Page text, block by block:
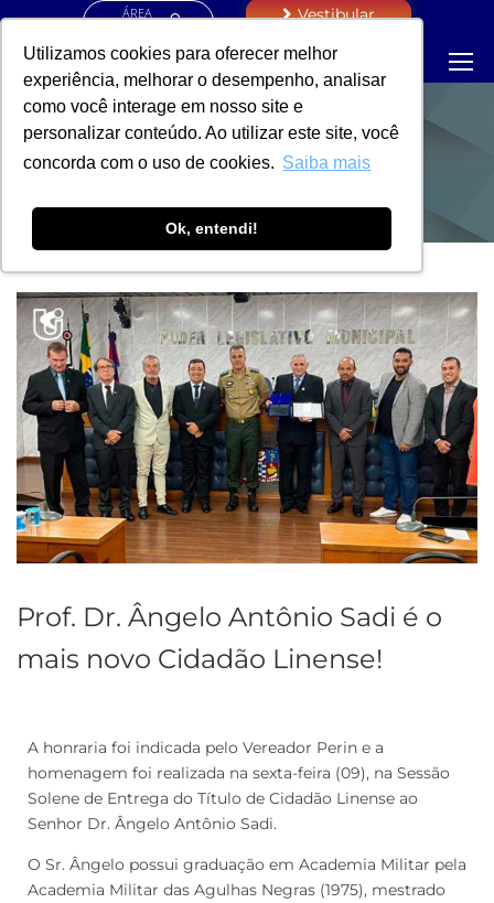
Utilizamos cookies para oferecer melhor
experiência, melhorar o desempenho, analisar
como você interage em nosso site e
personalizar conteúdo. Ao utilizar este site, você
concorda com o uso de cookies. Saiba mais
Ok, entendi!
ÁREA
Vestibular
NOTÍCIAS
Prof. Dr. Ângelo Antônio Sadi é o
mais novo Cidadão Linense!
A honraria foi indicada pelo Vereador Perin e a
homenagem foi realizada na sexta-feira (09), na Sessão
Solene de Entrega do Título de Cidadão Linense ao
Senhor Dr. Ângelo Antônio Sadi.
O Sr. Ângelo possui graduação em Academia Militar pela
Academia Militar das Agulhas Negras (1975), mestrado